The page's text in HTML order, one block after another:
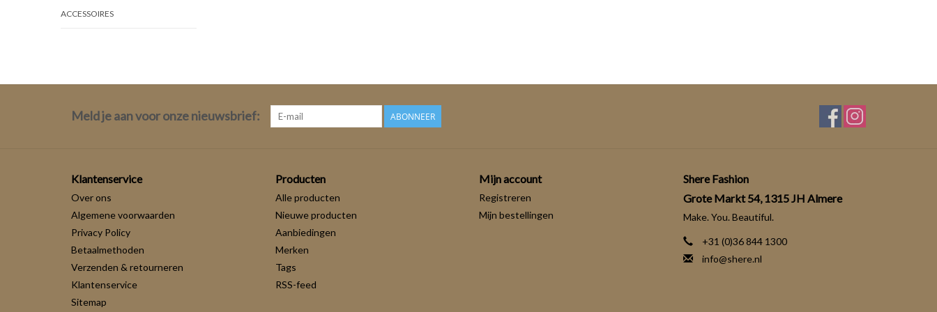
ACCESSOIRES
Meld je aan voor onze nieuwsbrief: ABONNEER
Klantenservice
Over ons
Algemene voorwaarden
Privacy Policy
Betaalmethoden
Verzenden & retourneren
Klantenservice
Sitemap
Producten
Alle producten
Nieuwe producten
Aanbiedingen
Merken
Tags
RSS-feed
Mijn account
Registreren
Mijn bestellingen
Shere Fashion
Grote Markt 54, 1315 JH Almere
Make. You. Beautiful.
+31 (0)36 844 1300
info@shere.nl